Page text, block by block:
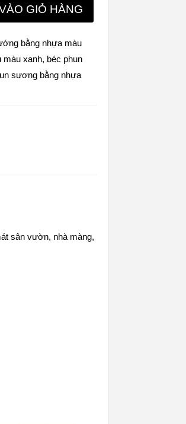
GIỎ HÀNG
bằng nhựa màu
màu xanh, béc phun
sương bằng nhựa
sân vườn, nhà màng,